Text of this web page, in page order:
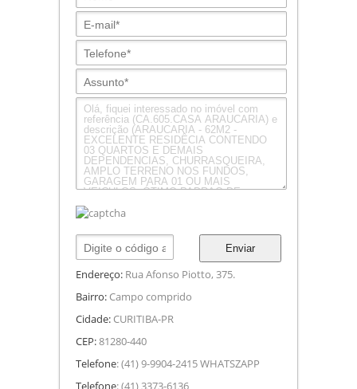
Enviar
Endereço: Rua Afonso Piotto, 375.
Bairro: Campo comprido
Cidade: CURITIBA-PR
CEP:81280-440
Telefone: (41) 9-9904-2415 WHATSZAPP
Telefone: (41) 3373-6136